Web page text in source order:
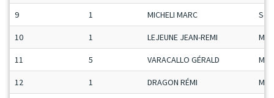
9 1 MICHELI MARC
10 1 LEJEUNE JEAN-REMI
11 5 VARACALLO GÉRALD
12 1 DRAGON RÉMI